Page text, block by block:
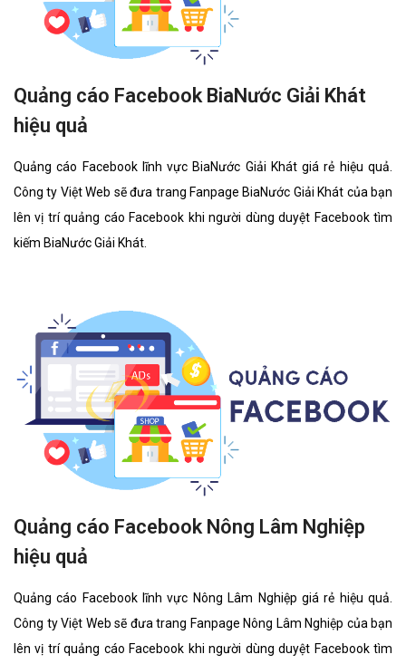
Quảng cáo Facebook BiaNước Giải Khát
hiệu quả
Quảng cáo Facebook lĩnh vực BiaNước Giải Khát giá rẻ hiệu quả.
Công ty Việt Web sẽ đưa trang Fanpage BiaNước Giải Khát của bạn
lên vị trí quảng cáo Facebook khi người dùng duyệt Facebook tìm
kiếm BiaNước Giải Khát.
Quảng cáo Facebook Nông Lâm Nghiệp
hiệu quả
Quảng cáo Facebook lĩnh vực Nông Lâm Nghiệp giá rẻ hiệu quả.
Công ty Việt Web sẽ đưa trang Fanpage Nông Lâm Nghiệp của bạn
lên vị trí quảng cáo Facebook khi người dùng duyệt Facebook tìm